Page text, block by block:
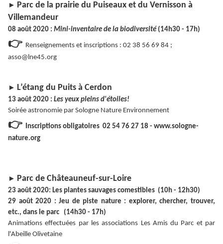
► Parc de la prairie du Puiseaux et du Vernisson à
Villemandeur
08 août 2020 : Mini-inventaire de la biodiversité (14h30 - 17h)
👉 Renseignements et inscriptions : 02 38 56 69 84 ;
asso@lne45.org
► L’étang du Puits à Cerdon
13 août 2020 : Les yeux pleins d'étoiles!
Soirée astronomie par Sologne Nature Environnement
👉 Inscriptions obligatoires 02 54 76 27 18 - www.sologne-
nature.org
► Parc de Châteauneuf-sur-Loire
23 août 2020: Les plantes sauvages comestibles (10h - 12h30)
29 août 2020 : Jeu de piste nature : explorer, chercher, trouver,
etc., dans le parc (14h30 - 17h)
Animations effectuées par les associations Les Amis du Parc et par
l'Abeille Olivetaine